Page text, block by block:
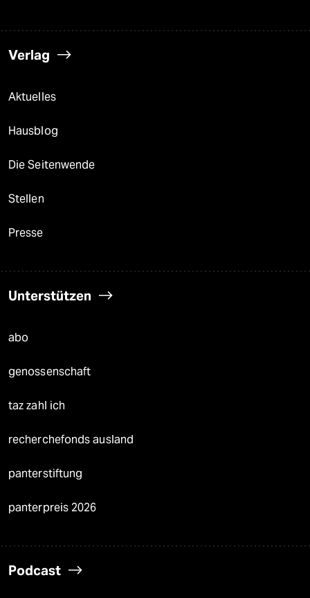
Verlag
Aktuelles
Hausblog
Die Seitenwende
Stellen
Presse
Unterstützen
abo
genossenschaft
taz zahl ich
recherchefonds ausland
panterstiftung
panterpreis 2026
Podcast